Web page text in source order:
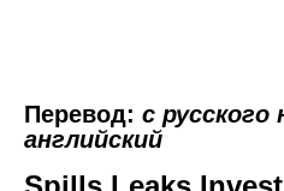
Перевод: с русского
английский